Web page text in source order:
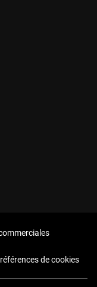
de cookies